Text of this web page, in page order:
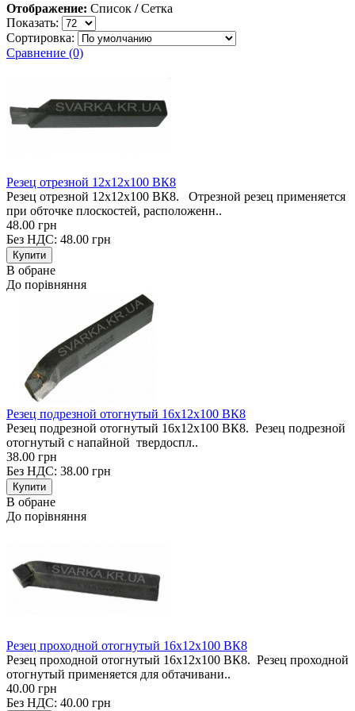
Отображение: Список / Сетка
Показать:
Сортировка:
Сравнение (0)
Резец отрезной 12х12х100 ВК8
Резец отрезной 12х12х100 ВК8. Отрезной резец применяется
при обточке плоскостей, расположенн..
48.00 грн
Без НДС: 48.00 грн
В обране
До порівняння
Резец подрезной отогнутый 16х12х100 ВК8
Резец подрезной отогнутый 16х12х100 ВК8. Резец подрезной
отогнутый с напайной твердоспл..
38.00 грн
Без НДС: 38.00 грн
В обране
До порівняння
Резец проходной отогнутый 16х12х100 ВК8
Резец проходной отогнутый 16х12х100 ВК8. Резец проходной
отогнутый применяется для обтачивани..
40.00 грн
Без НДС: 40.00 грн